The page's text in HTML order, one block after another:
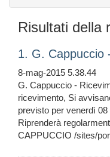
Risultati della
1. G. Cappuccio
8-mag-2015 5.38.44
G. Cappuccio -
ricevimento, Si
previsto per venerdì
Riprenderà
CAPPUCCIO /sites/